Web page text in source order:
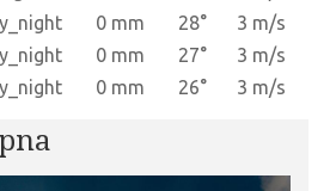
0 mm 28°
3 m/s
0 mm 27°
3 m/s
0 mm 26° 3 m/s